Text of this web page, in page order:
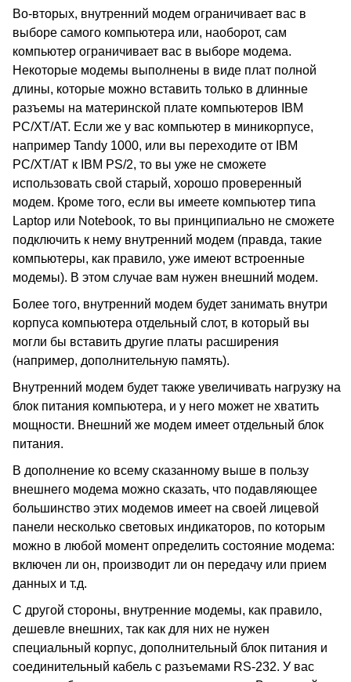
Во-вторых, внутренний модем ограничивает вас в
выборе самого компьютера или, наоборот, сам
компьютер ограничивает вас в выборе модема.
Некоторые модемы выполнены в виде плат полной
длины, которые можно вставить только в длинные
разъемы на материнской плате компьютеров IBM
PC/XT/AT. Если же у вас компьютер в миникорпусе,
например Tandy 1000, или вы переходите от IBM
PC/XT/AT к IBM PS/2, то вы уже не сможете
использовать свой старый, хорошо проверенный
модем. Кроме того, если вы имеете компьютер типа
Laptop или Notebook, то вы принципиально не сможете
подключить к нему внутренний модем (правда, такие
компьютеры, как правило, уже имеют встроенные
модемы). В этом случае вам нужен внешний модем.
Более того, внутренний модем будет занимать внутри
корпуса компьютера отдельный слот, в который вы
могли бы вставить другие платы расширения
(например, дополнительную память).
Внутренний модем будет также увеличивать нагрузку на
блок питания компьютера, и у него может не хватить
мощности. Внешний же модем имеет отдельный блок
питания.
В дополнение ко всему сказанному выше в пользу
внешнего модема можно сказать, что подавляющее
большинство этих модемов имеет на своей лицевой
панели несколько световых индикаторов, по которым
можно в любой момент определить состояние модема:
включен ли он, производит ли он передачу или прием
данных и т.д.
С другой стороны, внутренние модемы, как правило,
дешевле внешних, так как для них не нужен
специальный корпус, дополнительный блок питания и
соединительный кабель с разъемами RS-232. У вас